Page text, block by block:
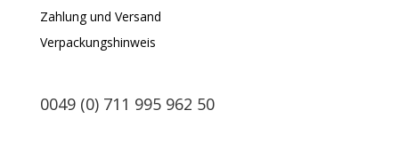
Zahlung und Versand
Verpackungshinweis
0049 (0) 711 995 962 50